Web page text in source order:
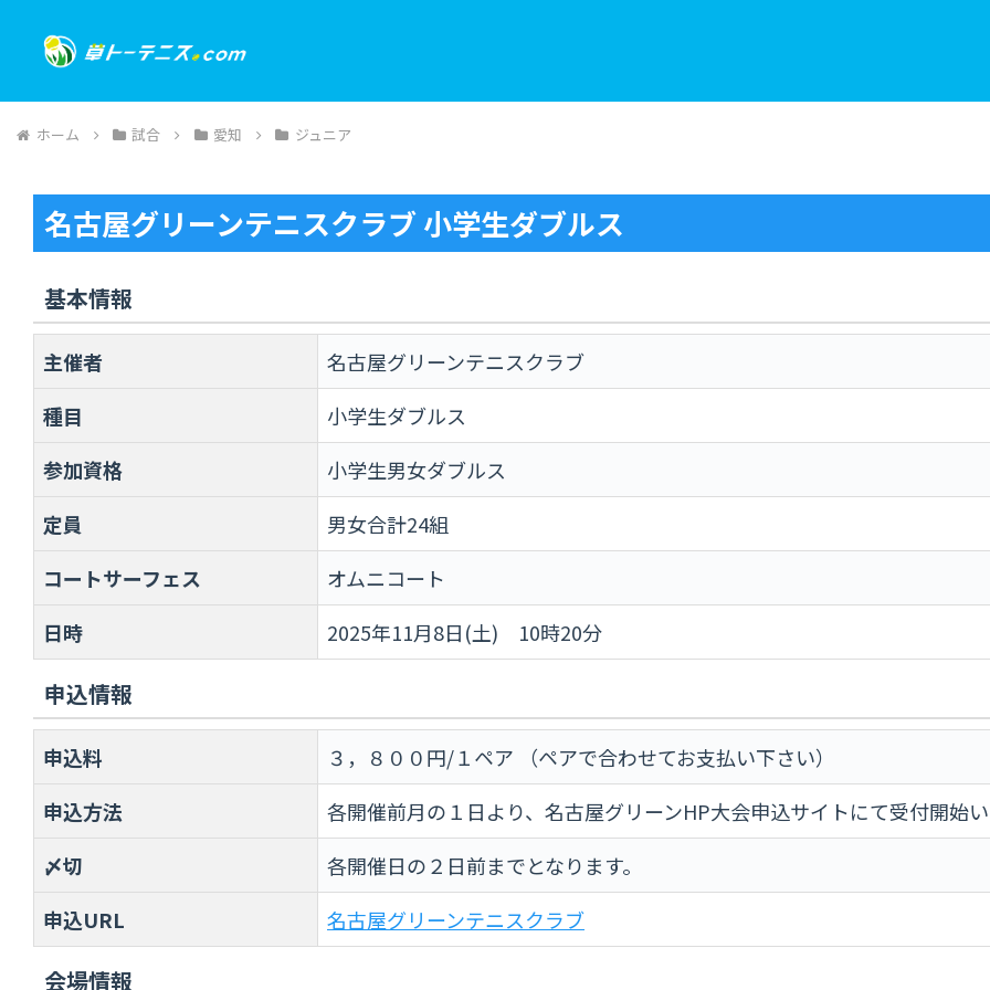
ホーム 試合 愛知 ジュニア
名古屋グリーンテニスクラブ 小学生ダブルス
基本情報
主催者
名古屋グリーンテニスクラブ
種目
小学生ダブルス
参加資格
小学生男女ダブルス
定員
男女合計24組
コートサーフェス
オムニコート
日時
2025年11月8日(土) 10時20分
申込情報
申込料
３，８００円/１ペア （ペアで合わせてお支払い下さい）
申込方法
各開催前月の１日より、名古屋グリーンHP大会申込サイトにて受付開始
〆切
各開催日の２日前までとなります。
申込URL
名古屋グリーンテニスクラブ
会場情報